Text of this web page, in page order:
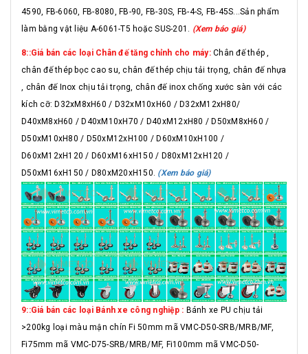
4590, FB-6060, FB-8080, FB-90, FB-30S, FB-4-S, FB-45S...Sản phẩm
làm bằng vật liệu A-6061-T5 hoặc SUS-201.
(Xem báo giá)
8::Giá bán các loại Chân đế tăng chỉnh cho máy:Chân đế thép ,
chân đế thép bọc cao su, chân đế thép chịu tải trọng, chân đế nhựa
, chân đế Inox chịu tải trọng, chân đế inox chống xước sàn với các
kích cỡ: D32xM8xH60 / D32xM10xH60 / D32xM12xH80/
D40xM8xH60 / D40xM10xH70 / D40xM12xH80 / D50xM8xH60 /
D50xM10xH80 / D50xM12xH100 / D60xM10xH100 /
D60xM12xH120 / D60xM16xH150 / D80xM12xH120 /
D50xM16xH150 / D80xM20xH150. (Xem báo giá)
9::Giá bán các loại Bánh xe công nghiệp : Bánh xe PU chịu tải
>200kg loại màu mận chín Fi 50mm mã VMC-D50-SRB/MRB/MF,
Fi75mm mã VMC-D75-SRB/MRB/MF, Fi100mm mã VMC-D50-